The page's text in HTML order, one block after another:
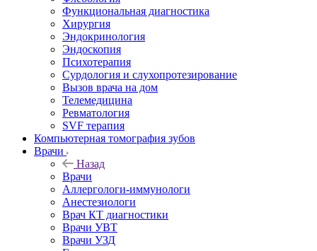
Функциональная диагностика
Хирургия
Эндокринология
Эндоскопия
Психотерапия
Сурдология и слухопротезирование
Вызов врача на дом
Телемедицина
Ревматология
SVF терапия
Компьютерная томография зубов
Врачи
Назад
Врачи
Аллергологи-иммунологи
Анестезиологи
Врач КТ диагностики
Врачи УВТ
Врачи УЗД